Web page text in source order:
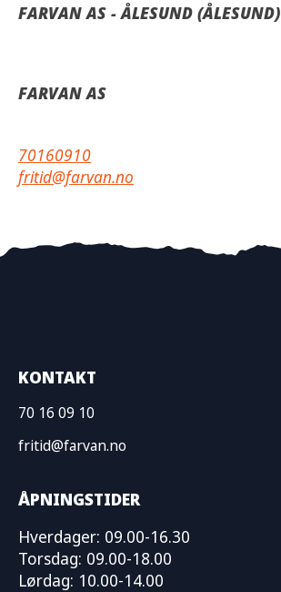
FARVAN AS - ÅLESUND (ÅLESUND)
FARVAN AS
70160910
fritid@farvan.no
KONTAKT
70 16 09 10
fritid@farvan.no
ÅPNINGSTIDER
Hverdager: 09.00-16.30
Torsdag: 09.00-18.00
Lørdag: 10.00-14.00